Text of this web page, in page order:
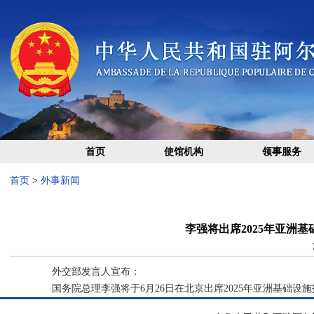
首页 使馆机构 领事服务
首页 > 外事新闻
李强将出席2025年亚洲
外交部发言人宣布：
国务院总理李强将于6月26日在北京出席2025年亚洲基础设